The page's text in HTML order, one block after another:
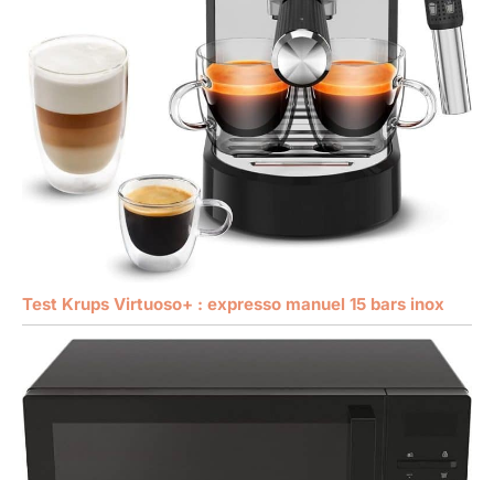
Test Krups Virtuoso+ : expresso manuel 15 bars inox